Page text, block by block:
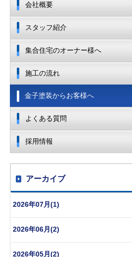
会社概要
スタッフ紹介
集合住宅のオーナー様へ
施工の流れ
金子塗装からお客様へ
よくある質問
採用情報
アーカイブ
2026年07月(1)
2026年06月(2)
2026年05月(2)